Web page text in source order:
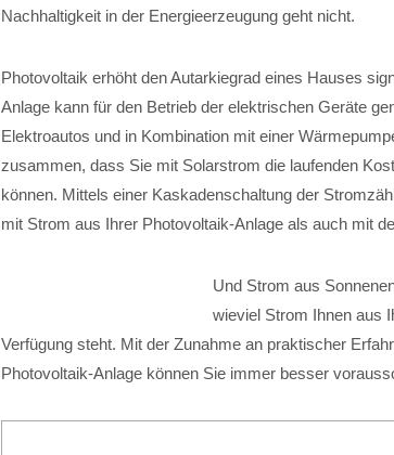
Nachhaltigkeit in der Energieerzeugung geht nicht.
Photovoltaik erhöht den Autarkiegrad eines Hauses
Anlage kann für den Betrieb der elektrischen Geräte
Elektroautos und in Kombination mit einer
zusammen, dass Sie mit Solarstrom die laufenden
können. Mittels einer Kaskadenschaltung der
mit Strom aus Ihrer Photovoltaik-Anlage als auch mit
Und Strom aus
wieviel Strom Ihnen aus
Verfügung steht. Mit der Zunahme an praktischer
Photovoltaik-Anlage können Sie immer besser